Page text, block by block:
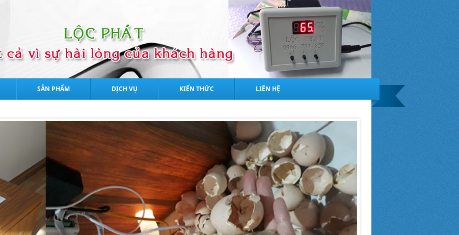
SẢN PHẨM DỊCH VỤ KIẾN THỨC LIÊN HỆ